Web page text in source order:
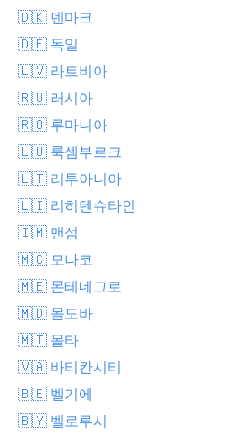
🇩🇰 덴마크
🇩🇪 독일
🇱🇻 라트비아
🇷🇺 러시아
🇷🇴 루마니아
🇱🇺 룩셈부르크
🇱🇹 리투아니아
🇱🇮 리히텐슈타인
🇮🇲 맨섬
🇲🇨 모나코
🇲🇪 몬테네그로
🇲🇩 몰도바
🇲🇹 몰타
🇻🇦 바티칸시티
🇧🇪 벨기에
🇧🇾 벨로루시